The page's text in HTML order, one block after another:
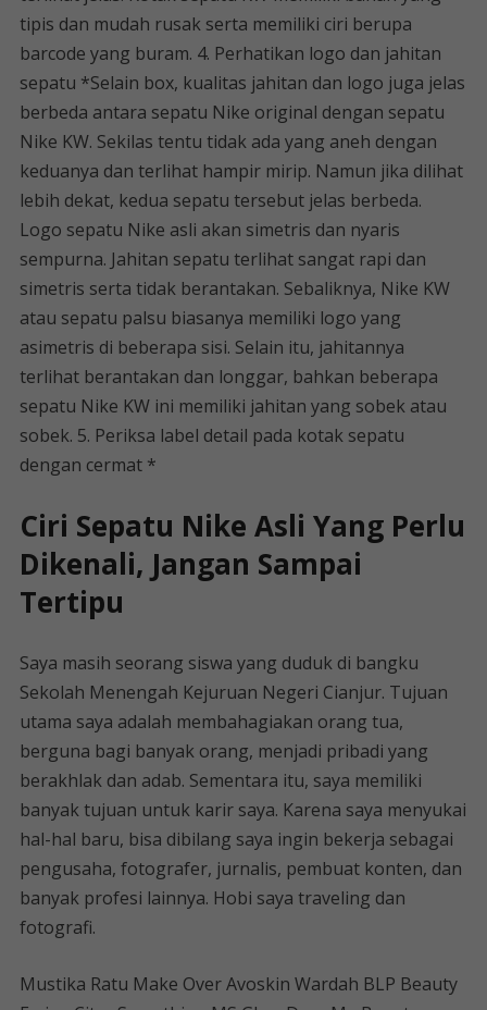
tipis dan mudah rusak serta memiliki ciri berupa
barcode yang buram. 4. Perhatikan logo dan jahitan
sepatu *Selain box, kualitas jahitan dan logo juga jelas
berbeda antara sepatu Nike original dengan sepatu
Nike KW. Sekilas tentu tidak ada yang aneh dengan
keduanya dan terlihat hampir mirip. Namun jika dilihat
lebih dekat, kedua sepatu tersebut jelas berbeda.
Logo sepatu Nike asli akan simetris dan nyaris
sempurna. Jahitan sepatu terlihat sangat rapi dan
simetris serta tidak berantakan. Sebaliknya, Nike KW
atau sepatu palsu biasanya memiliki logo yang
asimetris di beberapa sisi. Selain itu, jahitannya
terlihat berantakan dan longgar, bahkan beberapa
sepatu Nike KW ini memiliki jahitan yang sobek atau
sobek. 5. Periksa label detail pada kotak sepatu
dengan cermat *
Ciri Sepatu Nike Asli Yang Perlu
Dikenali, Jangan Sampai
Tertipu
Saya masih seorang siswa yang duduk di bangku
Sekolah Menengah Kejuruan Negeri Cianjur. Tujuan
utama saya adalah membahagiakan orang tua,
berguna bagi banyak orang, menjadi pribadi yang
berakhlak dan adab. Sementara itu, saya memiliki
banyak tujuan untuk karir saya. Karena saya menyukai
hal-hal baru, bisa dibilang saya ingin bekerja sebagai
pengusaha, fotografer, jurnalis, pembuat konten, dan
banyak profesi lainnya. Hobi saya traveling dan
fotografi.
Mustika Ratu Make Over Avoskin Wardah BLP Beauty